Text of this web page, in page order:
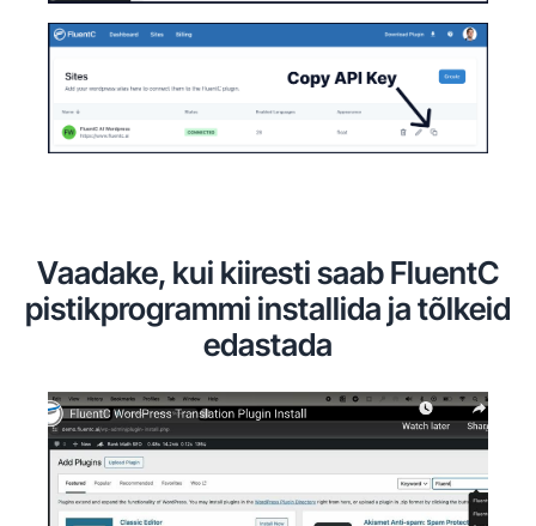
Vaadake, kui kiiresti saab FluentC
pistikprogrammi installida ja tõlkeid
edastada
Video
Player